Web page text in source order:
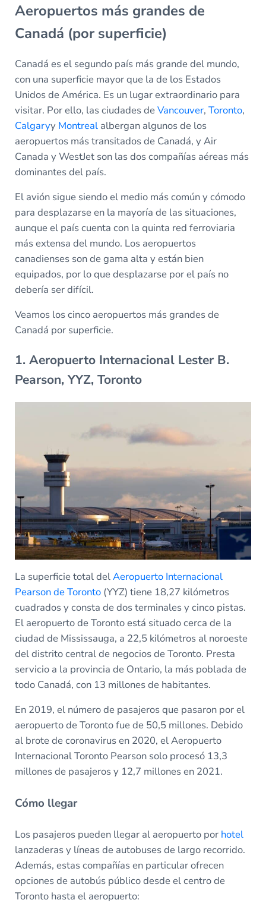
Aeropuertos más grandes de
Canadá (por superficie)
Canadá es el segundo país más grande del mundo,
con una superficie mayor que la de los Estados
Unidos de América. Es un lugar extraordinario para
visitar. Por ello, las ciudades deVancouver, Toronto,
Calgaryy Montrealalbergan algunos de los
aeropuertos más transitados de Canadá, y Air
Canada y WestJet son las dos compañías aéreas más
dominantes del país.
El avión sigue siendo el medio más común y cómodo
para desplazarse en la mayoría de las situaciones,
aunque el país cuenta con la quinta red ferroviaria
más extensa del mundo. Los aeropuertos
canadienses son de gama alta y están bien
equipados, por lo que desplazarse por el país no
debería ser difícil.
Veamos los cinco aeropuertos más grandes de
Canadá por superficie.
1. Aeropuerto Internacional Lester B.
Pearson, YYZ, Toronto
La superficie total delAeropuerto Internacional
Pearson de Toronto(YYZ) tiene 18,27 kilómetros
cuadrados y consta de dos terminales y cinco pistas.
El aeropuerto de Toronto está situado cerca de la
ciudad de Mississauga, a 22,5 kilómetros al noroeste
del distrito central de negocios de Toronto. Presta
servicio a la provincia de Ontario, la más poblada de
todo Canadá, con 13 millones de habitantes.
En 2019, el número de pasajeros que pasaron por el
aeropuerto de Toronto fue de 50,5 millones. Debido
al brote de coronavirus en 2020, el Aeropuerto
Internacional Toronto Pearson solo procesó 13,3
millones de pasajeros y 12,7 millones en 2021.
Cómo llegar
Los pasajeros pueden llegar al aeropuerto por hotel
lanzaderas y líneas de autobuses de largo recorrido.
Además, estas compañías en particular ofrecen
opciones de autobús público desde el centro de
Toronto hasta el aeropuerto: